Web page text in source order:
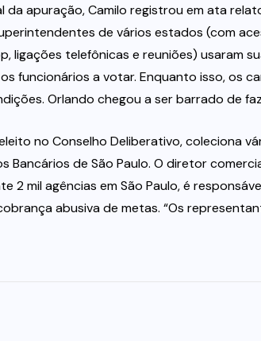
da apuração, Camilo registrou em ata
de vários estados (com
ligações telefônicas e reuniões) usaram
funcionários a votar. Enquanto isso, os
Orlando chegou a ser barrado de
no Conselho Deliberativo, coleciona
Bancários de São Paulo. O diretor
2 mil agências em São Paulo, é
abusiva de metas. “Os